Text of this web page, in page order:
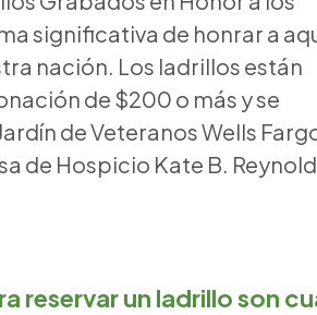
significativa de honrar a
nación. Los ladrillos están
de $200 o más y se
de Veteranos Wells
de Hospicio Kate B.
reservar un ladrillo son